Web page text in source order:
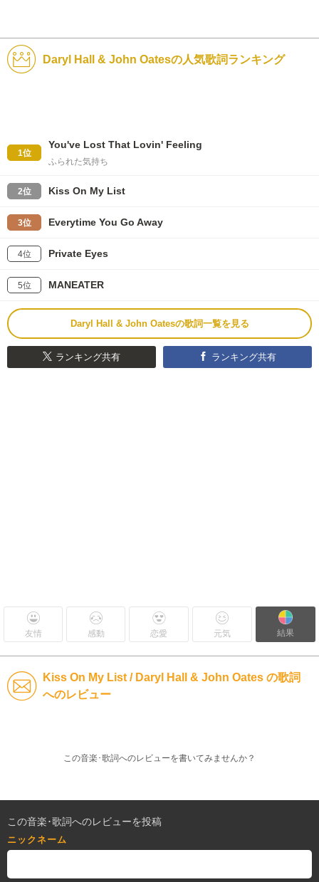
Daryl Hall & John Oatesの人気歌詞ランキング
1位
You've Lost That Lovin' Feeling
ふられた気持ち
2位 Kiss On My List
3位 Everytime You Go Away
4位 Private Eyes
5位 MANEATER
Daryl Hall & John Oatesの歌詞一覧を見る
ランキング共有 ランキング共有
友情 感動 恋愛 元気 結果
Kiss On My List / Daryl Hall & John Oates の歌詞
へのレビュー
この音楽･歌詞へのレビューを書いてみませんか？
この音楽･歌詞へのレビューを投稿
ニックネーム